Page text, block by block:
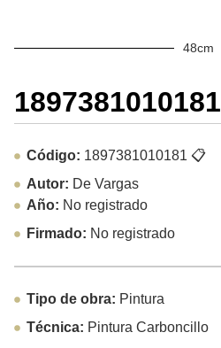
48cm
1897381010181
Código: 1897381010181 📋
Autor: De Vargas
Año: No registrado
Firmado: No registrado
Tipo de obra: Pintura
Técnica: Pintura Carboncillo